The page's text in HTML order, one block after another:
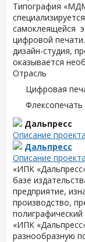
Типография
самоклеящейся
цифровой
дизайн-студия,
оказывается
Отрасль
Цифровая
Флексопечать
Дальпресс
Описание проекта
Дальпресс
Описание проекта
«ИПК
базе
предприятие,
производство,
«ИПК
разнообразную